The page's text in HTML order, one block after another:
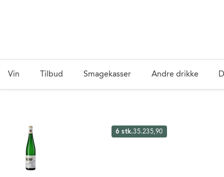
Vin Tilbud Smagekasser Andre drikke
6 stk.35.235,90